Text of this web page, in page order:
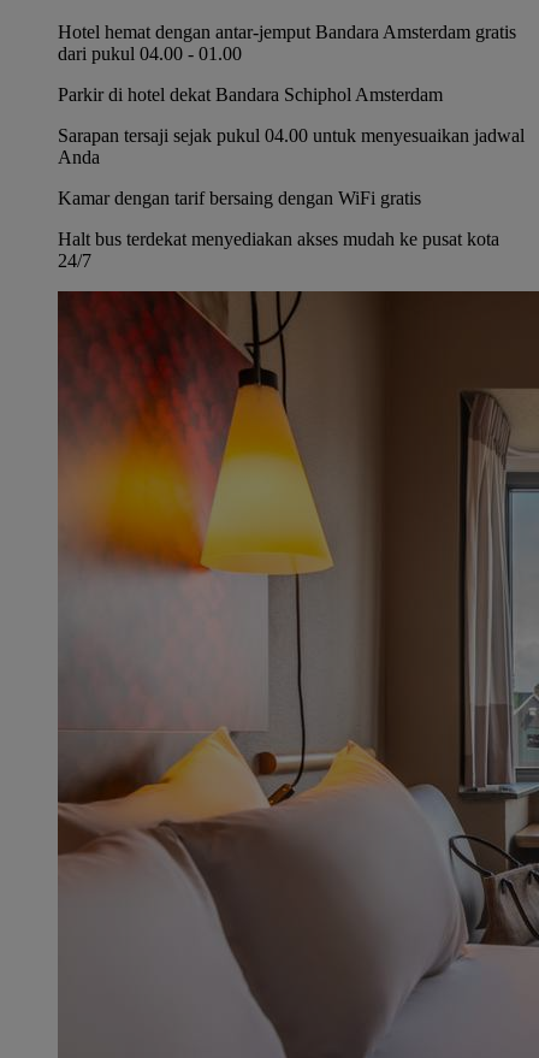
Hotel hemat dengan antar-jemput Bandara Amsterdam gratis
dari pukul 04.00 - 01.00
Parkir di hotel dekat Bandara Schiphol Amsterdam
Sarapan tersaji sejak pukul 04.00 untuk menyesuaikan jadwal
Anda
Kamar dengan tarif bersaing dengan WiFi gratis
Halt bus terdekat menyediakan akses mudah ke pusat kota
24/7